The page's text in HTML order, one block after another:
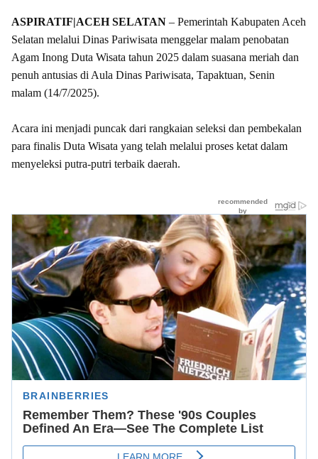
‎ASPIRATIF|ACEH SELATAN – Pemerintah Kabupaten Aceh
Selatan melalui Dinas Pariwisata menggelar malam penobatan
Agam Inong Duta Wisata tahun 2025 dalam suasana meriah dan
penuh antusias di Aula Dinas Pariwisata, Tapaktuan, Senin
malam (14/7/2025).
‎Acara ini menjadi puncak dari rangkaian seleksi dan pembekalan
para finalis Duta Wisata yang telah melalui proses ketat dalam
menyeleksi putra-putri terbaik daerah.